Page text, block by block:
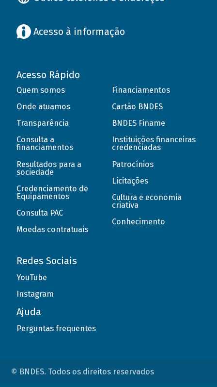
Acesso à informação
Acesso Rápido
Quem somos
Onde atuamos
Transparência
Consulta a
financiamentos
Resultados para a
sociedade
Credenciamento de
Equipamentos
Consulta PAC
Moedas contratuais
Financiamentos
Cartão BNDES
BNDES Finame
Instituições financeiras
credenciadas
Patrocínios
Licitações
Cultura e economia
criativa
Conhecimento
Redes Sociais
YouTube
Instagram
Ajuda
Perguntas frequentes
© BNDES. Todos os direitos reservados